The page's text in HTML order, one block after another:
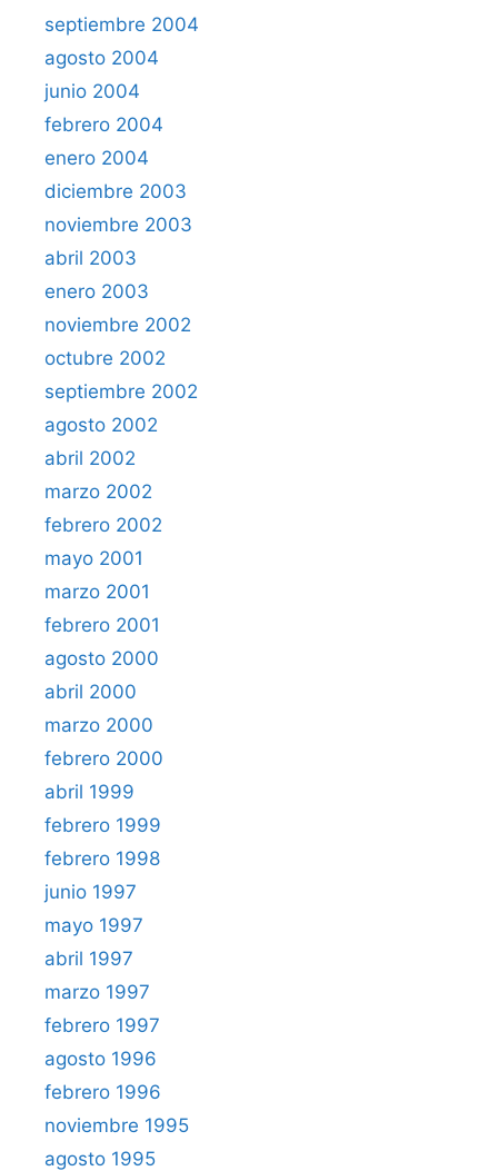
septiembre 2004
agosto 2004
junio 2004
febrero 2004
enero 2004
diciembre 2003
noviembre 2003
abril 2003
enero 2003
noviembre 2002
octubre 2002
septiembre 2002
agosto 2002
abril 2002
marzo 2002
febrero 2002
mayo 2001
marzo 2001
febrero 2001
agosto 2000
abril 2000
marzo 2000
febrero 2000
abril 1999
febrero 1999
febrero 1998
junio 1997
mayo 1997
abril 1997
marzo 1997
febrero 1997
agosto 1996
febrero 1996
noviembre 1995
agosto 1995